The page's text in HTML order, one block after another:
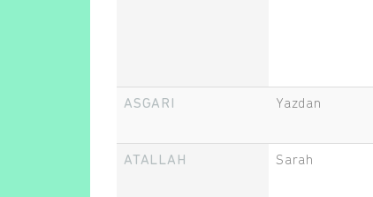
ASGARI Yazdan
ATALLAH Sarah